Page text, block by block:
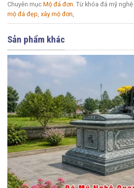
Chuyên mục Mộ đá đơn. Từ khóa đá mỹ nghệ
mộ đá đẹp, xây mộ đơn,
Sản phẩm khác